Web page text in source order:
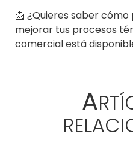
📩 ¿Quieres saber
mejorar tus procesos
comercial está
A